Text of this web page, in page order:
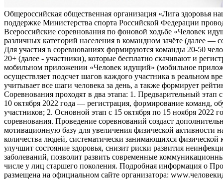
Общероссийская общественная организация «Лига здоровья
поддержке Министерства спорта Российской Федерации
Всероссийские соревнования по фоновой ходьбе «Человек
различных категорий населения в командном зачёте (далее —
Для участия в соревнованиях формируются команды 20-50
20+ (далее - участники), которые бесплатно скачивают и
мобильном приложении «Человек идущий» (мобильное
осуществляет подсчет шагов каждого участника в реальном
учитывает все шаги человека за день, а также формирует
Соревнования проходят в два этапа: 1. Предварительный этап
10 октября 2022 года — регистрация, формирование команд,
участников; 2. Основной этап с 15 октября по 15 ноября 2022
соревнования. Проведение соревнований создаст
мотивационную базу для увеличения физической активности
количества людей, систематически занимающихся физической
улучшит состояние здоровья, снизит риски развития
заболеваний, позволит развить современные
числе у лиц старшего поколения. Подробная информация о
размещена на официальном сайте организатора: